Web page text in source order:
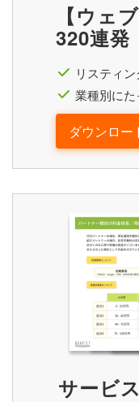
【ウェ
320連発
リスティ
業種別に
ダウンロー
サービ